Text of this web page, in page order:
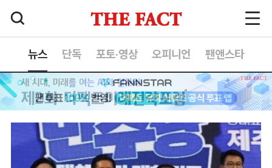
뉴스 단독 포토·영상 오피니언 팬앤스타